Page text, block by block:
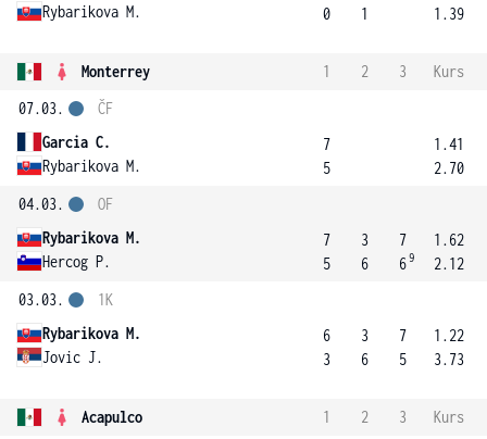
Rybarikova M.
0
1
1.39
Monterrey 1 2 3
Kurs
07.03.
Garcia C.
Rybarikova M.
ČF
7
5
1.41
2.70
04.03.
Rybarikova M.
Hercog P.
OF
7
5
3
6
7
69
1.62
2.12
03.03.
Rybarikova M.
Jovic J.
1K
6
3
3
6
7
5
1.22
3.73
Acapulco 1 2 3
Kurs